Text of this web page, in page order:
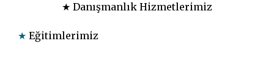
★ Danışmanlık Hizmetlerimiz
★ Eğitimlerimiz